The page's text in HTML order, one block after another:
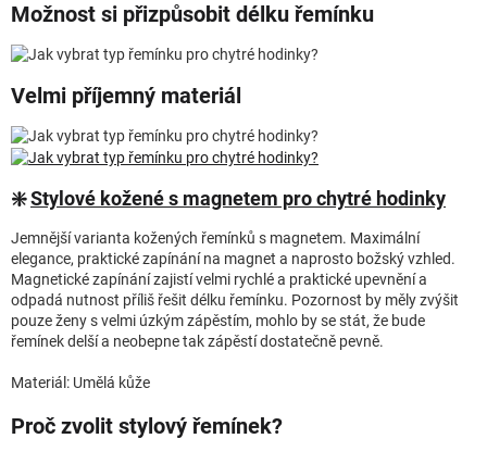
Možnost si přizpůsobit délku řemínku
Velmi příjemný materiál
❇️Stylové kožené s magnetem pro chytré hodinky
Jemnější varianta kožených řemínků s magnetem. Maximální
elegance, praktické zapínání na magnet a naprosto božský vzhled.
Magnetické zapínání zajistí velmi rychlé a praktické upevnění a
odpadá nutnost příliš řešit délku řemínku. Pozornost by měly zvýšit
pouze ženy s velmi úzkým zápěstím, mohlo by se stát, že bude
řemínek delší a neobepne tak zápěstí dostatečně pevně.
Materiál: Umělá kůže
Proč zvolit stylový řemínek?